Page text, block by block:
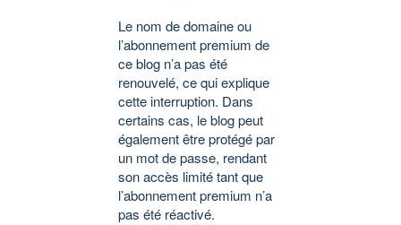
Le nom de domaine ou
l’abonnement premium de
ce blog n’a pas été
renouvelé, ce qui explique
cette interruption. Dans
certains cas, le blog peut
également être protégé par
un mot de passe, rendant
son accès limité tant que
l’abonnement premium n’a
pas été réactivé.